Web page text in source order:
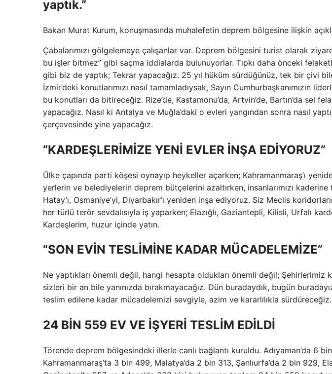
yaptık.”
Bakan Murat Kurum, konuşmasında muhalefetin deprem bölgesine ilişkin
Çabalarımızı gölgelemeye çalışanlar var. Deprem bölgesini turist olarak
bu işler bitmez” gibi saçma iddialarda bulunuyorlar. Tıpkı daha önceki
gibi biz de yaptık; Tekrar yapacağız. 25 yıl hüküm sürdüğünüz, tek bir çivi
İzmir’deki konutlarımızı nasıl tamamladıysak, Sayın Cumhurbaşkanımızın
bu konutları da bitireceğiz. Rize’de, Kastamonu’da, Artvin’de, Bartın’da sel
yapacağız. Nasıl ki Antalya ve Muğla’daki o evleri yangından sonra nasıl
çerçevesinde yine yapacağız.
“KARDEŞLERİMİZE YENİ EVLER İNŞA EDİYORUZ”
Ülke çapında parti köşesi oynayıp heykeller açarken; Kahramanmaraş’ı
yerlerin ve belediyelerin deprem bütçelerini azaltırken, insanlarımızı kaderine
Hatay’ı, Osmaniye’yi, Diyarbakır’ı yeniden inşa ediyoruz. Siz Meclis
her türlü terör sevdalısıyla iş yaparken; Elazığlı, Gaziantepli, Kilisli, Urfalı
Kardeşlerim, huzur içinde yatın.
“SON EVİN TESLİMİNE KADAR MÜCADELEMİZE”
Ne yaptıkları önemli değil, hangi hesapta oldukları önemli değil;
sizleri bir an bile yanınızda bırakmayacağız. Dün buradaydık, bugün
teslim edilene kadar mücadelemizi sevgiyle, azim ve kararlılıkla sürdüreceğiz.
24 BİN 559 EV VE İŞYERİ TESLİM EDİLDİ
Törende deprem bölgesindeki illerle canlı bağlantı kuruldu. Adıyaman’da 6
Kahramanmaraş’ta 3 bin 499, Malatya’da 2 bin 313, Şanlıurfa’da 2 bin 929,